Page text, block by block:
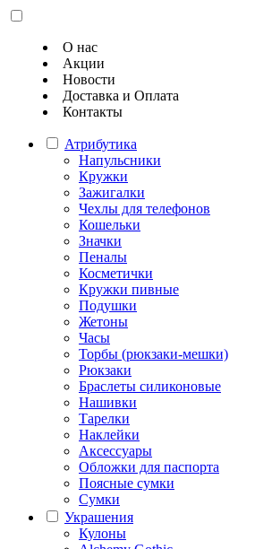
О нас
Акции
Новости
Доставка и Оплата
Контакты
Атрибутика
Напульсники
Кружки
Зажигалки
Чехлы для телефонов
Кошельки
Значки
Пеналы
Косметички
Кружки пивные
Подушки
Жетоны
Часы
Торбы (рюкзаки-мешки)
Рюкзаки
Браслеты силиконовые
Нашивки
Тарелки
Наклейки
Аксессуары
Обложки для паспорта
Поясные сумки
Сумки
Украшения
Кулоны